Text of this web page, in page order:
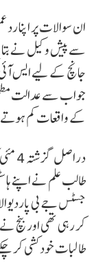
ان سوالات پر اپنا
سے پیش وکیل نے
جانچ کے لیے ایس
جواب سے عدالت
کے واقعات کم
طالب علم نے اپنے
جسٹس جے بی
طالبات خود کشی کر